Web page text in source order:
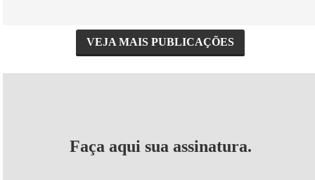
VEJA MAIS PUBLICAÇÕES
Faça aqui sua assinatura.